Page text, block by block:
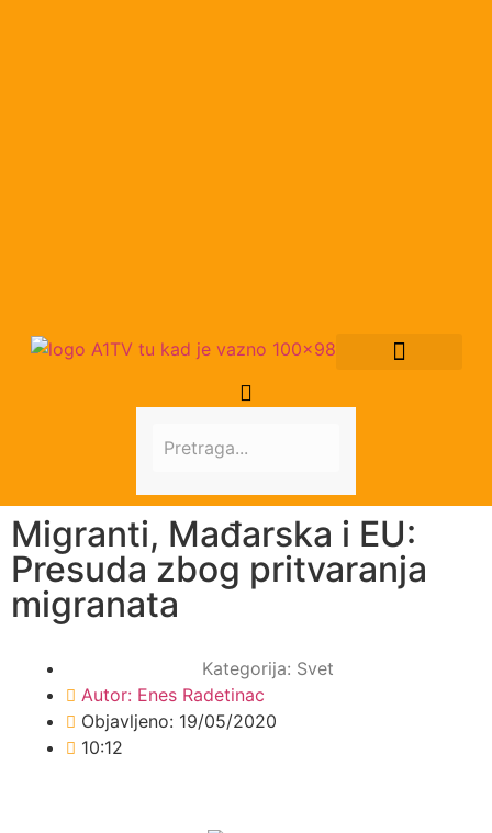
Migranti, Mađarska i EU:
Presuda zbog pritvaranja
migranata
Kategorija: Svet
Autor: Enes Radetinac
Objavljeno: 19/05/2020
10:12